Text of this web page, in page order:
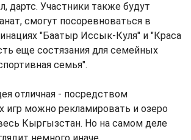
дартс. Участники также будут
смогут посоревноваться в
"Баатыр Иссык-Куля" и "Краса
еще состязания для семейных
семья".
отличная - посредством
игр можно рекламировать и озеро
Кыргызстан. Но на самом деле